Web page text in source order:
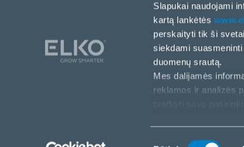
Slapukai naudojami
kartą lankėtės
perskaityti tik ši
siekdami
duomenų srautą.
Mes dalijamės
reklamos ir analizės
Europos pr. 32 (II a.), Kaunas, LT-46326, Lietuva